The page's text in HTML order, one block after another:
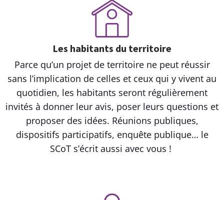
Les habitants du territoire
Parce qu’un projet de territoire ne peut réussir
sans l’implication de celles et ceux qui y vivent au
quotidien, les habitants seront régulièrement
invités à donner leur avis, poser leurs questions et
proposer des idées. Réunions publiques,
dispositifs participatifs, enquête publique… le
SCoT s’écrit aussi avec vous !